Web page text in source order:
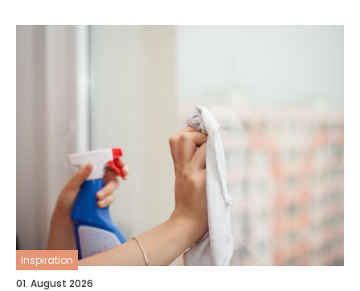
inspiration
01. August 2026